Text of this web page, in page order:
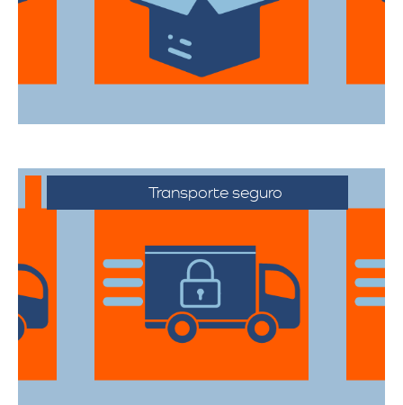
todas sus pertenencias estén protegidas
durante el traslado.
Transporte seguro
Los vehículos están equipados con
tecnología avanzada para asegurar que
cada artículo llegue en perfecto estado a
su destino.